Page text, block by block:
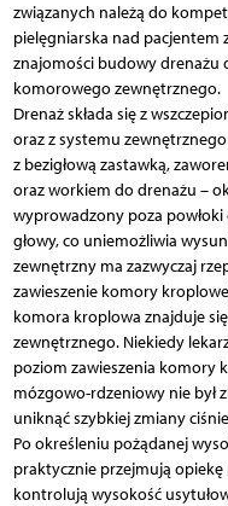
związanych należą do
pielęgniarska nad pacjentem
znajomości budowy drenażu
komorowego zewnętrznego.
Drenaż składa się z
oraz z systemu
z bezigłową zastawką,
oraz workiem do drenażu –
wyprowadzony poza powłoki
głowy, co uniemożliwia
zewnętrzny ma zazwyczaj
zawieszenie komory
komora kroplowa znajduje
zewnętrznego. Niekiedy
poziom zawieszenia komory
mózgowo-rdzeniowy nie był
uniknąć szybkiej zmiany
Po określeniu pożądanej
praktycznie przejmują opiekę
kontrolują wysokość